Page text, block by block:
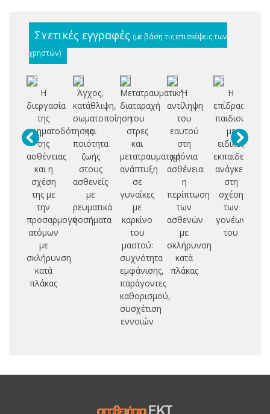
Σχετικές εγγραφές (με βάση τις επισκέψεις των
χρηστών)
Η
διεργασία
της
νοηματοδότησης
της
ασθένειας
και η
σχέση
της με
την
προσαρμογή
ατόμων
με
σκλήρυνση
κατά
πλάκας
Άγχος,
κατάθλιψη,
σωματοποίηση
και
ποιότητα
ζωής
στους
ασθενείς
με
ρευματικά
νοσήματα
Μετατραυματική
διαταραχή
του
στρες
και
μετατραυματική
ανάπτυξη
σε
γυναίκες
με
καρκίνο
του
μαστού:
συχνότητα
εμφάνισης,
παράγοντες
καθορισμού,
συσχέτιση
εννοιών
Η
αντίληψη
του
εαυτού
στη
χρόνια
ασθένεια:
η
περίπτωση
των
ασθενών
με
σκλήρυνση
κατά
πλάκας
Η
επίδραση
παιδιού
με
ειδικές
εκπαιδευτικές
ανάγκες
στη
σχέση
των
γονέων
του